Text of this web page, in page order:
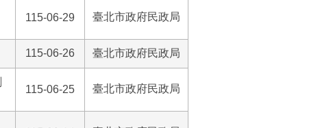
115-06-29 臺北市政府民政局
115-06-26 臺北市政府民政局
115-06-25 臺北市政府民政局